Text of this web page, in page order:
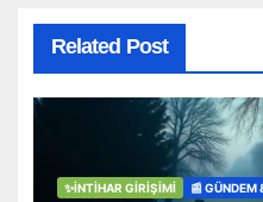
Related Post
✨İNTIHAR GIRIŞIMI 📰 GÜNDEM